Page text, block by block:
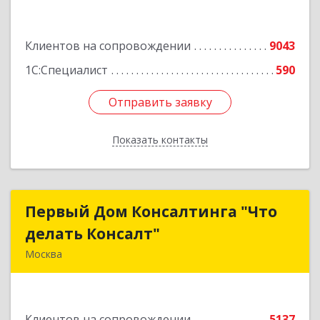
Клиентов на сопровождении
9043
1С:Специалист
590
Отправить заявку
Показать контакты
Отправить заявку
Назад
Первый Дом Консалтинга "Что
делать Консалт"
Москва
Первый Дом Консалтинга "Что